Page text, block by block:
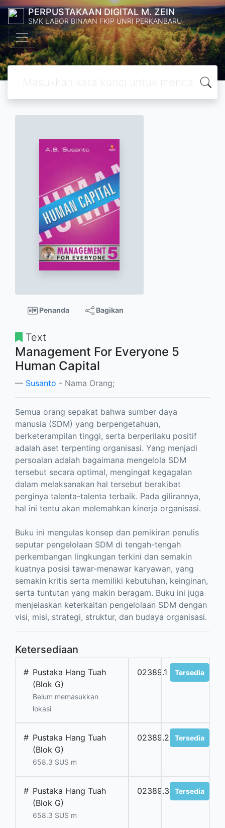
PERPUSTAKAAN DIGITAL M. ZEIN
SMK LABOR BINAAN FKIP UNRI PERKANBARU
Penanda Bagikan
Text
Management For Everyone 5
Human Capital
Susanto - Nama Orang;
Semua orang sepakat bahwa sumber daya
manusia (SDM) yang berpengetahuan,
berketerampilan tinggi, serta berperilaku positif
adalah aset terpenting organisasi. Yang menjadi
persoalan adalah bagaimana mengelola SDM
tersebut secara optimal, mengingat kegagalan
dalam melaksanakan hal tersebut berakibat
perginya talenta-talenta terbaik. Pada gilirannya,
hal ini tentu akan melemahkan kinerja organisasi.
Buku ini mengulas konsep dan pemikiran penulis
seputar pengelolaan SDM di tengah-tengah
perkembangan lingkungan terkini dan semakin
kuatnya posisi tawar-menawar karyawan, yang
semakin kritis serta memiliki kebutuhan, keinginan,
serta tuntutan yang makin beragam. Buku ini juga
menjelaskan keterkaitan pengelolaan SDM dengan
visi, misi, strategi, struktur, dan budaya organisasi.
Ketersediaan
# Pustaka Hang Tuah
(Blok G)
Belum memasukkan
lokasi
02389.1 Tersedia
# Pustaka Hang Tuah
(Blok G)
658.3 SUS m
02389.2 Tersedia
# Pustaka Hang Tuah
(Blok G)
658.3 SUS m
02389.3 Tersedia